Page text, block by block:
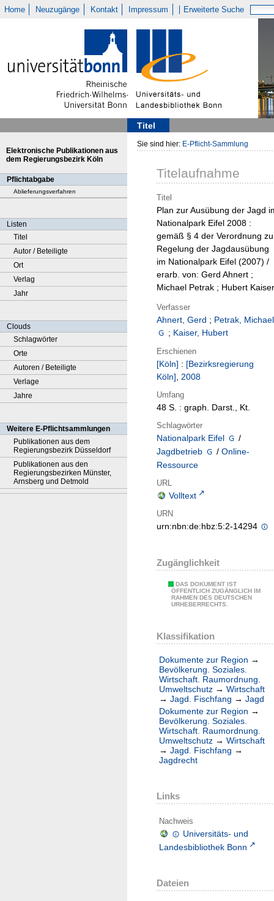
Home Neuzugänge Kontakt Impressum Erweiterte Suche
Titel
Elektronische Publikationen aus
dem Regierungsbezirk Köln
Pflichtabgabe
Ablieferungsverfahren
Listen
Titel
Autor / Beteiligte
Ort
Verlag
Jahr
Clouds
Schlagwörter
Orte
Autoren / Beteiligte
Verlage
Jahre
Weitere E-Pflichtsammlungen
Publikationen aus dem
Regierungsbezirk Düsseldorf
Publikationen aus den
Regierungsbezirken Münster,
Arnsberg und Detmold
Sie sind hier: E-Pflicht-Sammlung
Titelaufnahme
Titel
Plan zur Ausübung der Jagd
Nationalpark Eifel 2008 :
gemäß § 4 der Verordnung
Regelung der Jagdausübung
im Nationalpark Eifel (2007) /
erarb. von: Gerd Ahnert ;
Michael Petrak ; Hubert Kaiser
Verfasser
Ahnert, Gerd ; Petrak, Michael
; Kaiser, Hubert
Erschienen
[Köln] : [Bezirksregierung
Köln], 2008
Umfang
48 S. : graph. Darst., Kt.
Schlagwörter
Nationalpark Eifel
/
Jagdbetrieb
/ Online-
Ressource
URL
Volltext
URN
urn:nbn:de:hbz:5:2-14294
Zugänglichkeit
DAS DOKUMENT IST
ÖFFENTLICH ZUGÄNGLICH IM
RAHMEN DES DEUTSCHEN
URHEBERRECHTS.
Klassifikation
Dokumente zur Region →
Bevölkerung. Soziales.
Wirtschaft. Raumordnung.
Umweltschutz → Wirtschaft
→ Jagd. Fischfang → Jagd
Dokumente zur Region →
Bevölkerung. Soziales.
Wirtschaft. Raumordnung.
Umweltschutz → Wirtschaft
→ Jagd. Fischfang →
Jagdrecht
Links
Nachweis
Universitäts- und
Landesbibliothek Bonn
Dateien